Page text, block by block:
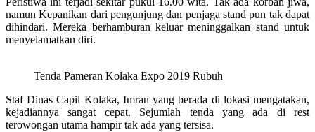
namun Kepanikan dari pengunjung dan penjaga stand pun tak dapat
dihindari. Mereka berhamburan keluar meninggalkan stand untuk
menyelamatkan diri.
Tenda Pameran Kolaka Expo 2019 Rubuh
Staf Dinas Capil Kolaka, Imran yang berada di lokasi mengatakan,
kejadiannya sangat cepat. Sejumlah tenda yang ada di rest
terowongan utama hampir tak ada yang tersisa.